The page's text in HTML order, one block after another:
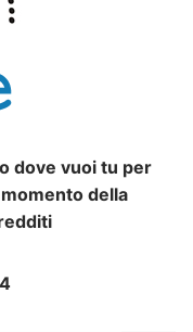
dove vuoi tu per
della